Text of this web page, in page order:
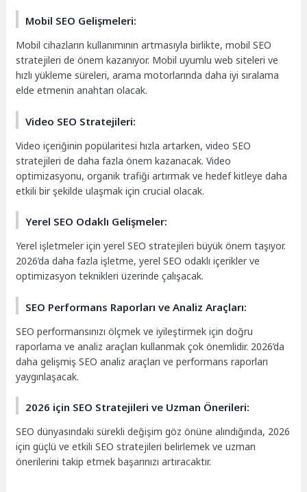
Mobil SEO Gelişmeleri:
Mobil cihazların kullanımının artmasıyla birlikte, mobil SEO
stratejileri de önem kazanıyor. Mobil uyumlu web siteleri ve
hızlı yükleme süreleri, arama motorlarında daha iyi sıralama
elde etmenin anahtarı olacak.
Video SEO Stratejileri:
Video içeriğinin popülaritesi hızla artarken, video SEO
stratejileri de daha fazla önem kazanacak. Video
optimizasyonu, organik trafiği artırmak ve hedef kitleye daha
etkili bir şekilde ulaşmak için crucial olacak.
Yerel SEO Odaklı Gelişmeler:
Yerel işletmeler için yerel SEO stratejileri büyük önem taşıyor.
2026’da daha fazla işletme, yerel SEO odaklı içerikler ve
optimizasyon teknikleri üzerinde çalışacak.
SEO Performans Raporları ve Analiz Araçları:
SEO performansınızı ölçmek ve iyileştirmek için doğru
raporlama ve analiz araçları kullanmak çok önemlidir. 2026’da
daha gelişmiş SEO analiz araçları ve performans raporları
yaygınlaşacak.
2026 için SEO Stratejileri ve Uzman Önerileri:
SEO dünyasındaki sürekli değişim göz önüne alındığında, 2026
için güçlü ve etkili SEO stratejileri belirlemek ve uzman
önerilerini takip etmek başarınızı artıracaktır.